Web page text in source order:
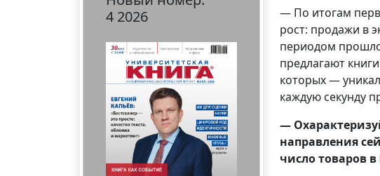
4 2026
— По итогам
рост: продажи в
периодом
предлагают
которых —
каждую секунду
—
направления
число товаров